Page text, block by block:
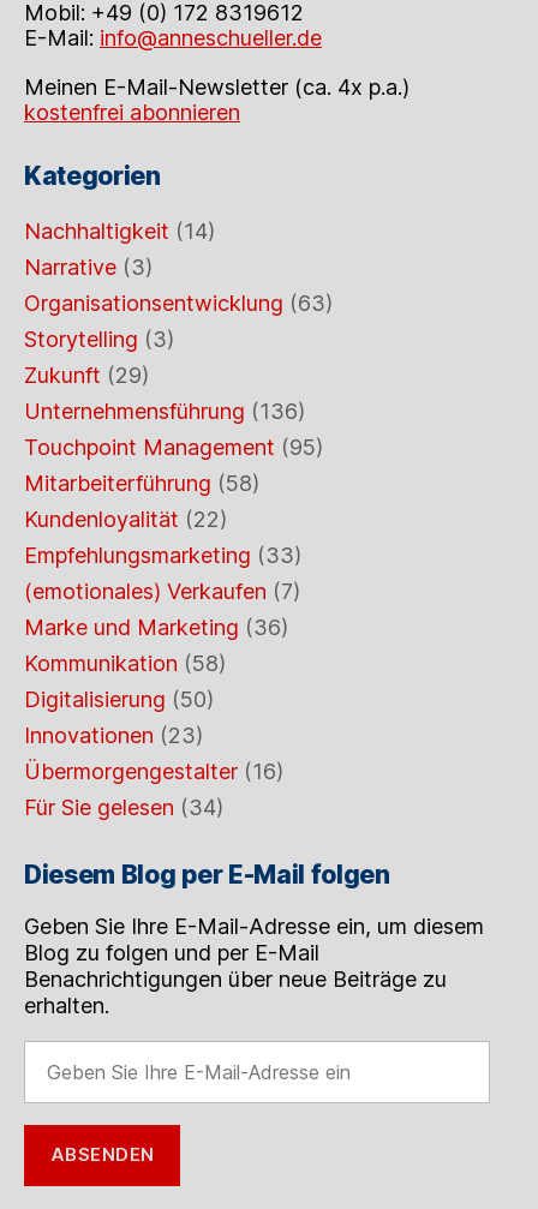
Mobil: +49 (0) 172 8319612
E-Mail: info@anneschueller.de
Meinen E-Mail-Newsletter (ca. 4x p.a.)
kostenfrei abonnieren
Kategorien
Nachhaltigkeit (14)
Narrative (3)
Organisationsentwicklung (63)
Storytelling (3)
Zukunft (29)
Unternehmensführung (136)
Touchpoint Management (95)
Mitarbeiterführung (58)
Kundenloyalität (22)
Empfehlungsmarketing (33)
(emotionales) Verkaufen (7)
Marke und Marketing (36)
Kommunikation (58)
Digitalisierung (50)
Innovationen (23)
Übermorgengestalter (16)
Für Sie gelesen (34)
Diesem Blog per E-Mail folgen
Geben Sie Ihre E-Mail-Adresse ein, um diesem
Blog zu folgen und per E-Mail
Benachrichtigungen über neue Beiträge zu
erhalten.
Sie
Ihre
E-
Mail-
Adresse
ABSENDEN